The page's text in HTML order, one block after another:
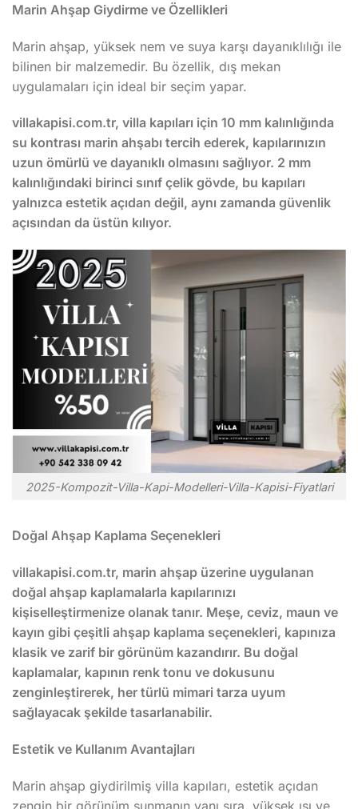
Marin Ahşap Giydirme ve Özellikleri
Marin ahşap, yüksek nem ve suya karşı dayanıklılığı ile
bilinen bir malzemedir. Bu özellik, dış mekan
uygulamaları için ideal bir seçim yapar.
villakapisi.com.tr, villa kapıları için 10 mm kalınlığında
su kontrası marin ahşabı tercih ederek, kapılarınızın
uzun ömürlü ve dayanıklı olmasını sağlıyor. 2 mm
kalınlığındaki birinci sınıf çelik gövde, bu kapıları
yalnızca estetik açıdan değil, aynı zamanda güvenlik
açısından da üstün kılıyor.
2025-Kompozit-Villa-Kapi-Modelleri-Villa-Kapisi-Fiyatlari
Doğal Ahşap Kaplama Seçenekleri
villakapisi.com.tr, marin ahşap üzerine uygulanan
doğal ahşap kaplamalarla kapılarınızı
kişiselleştirmenize olanak tanır. Meşe, ceviz, maun ve
kayın gibi çeşitli ahşap kaplama seçenekleri, kapınıza
klasik ve zarif bir görünüm kazandırır. Bu doğal
kaplamalar, kapının renk tonu ve dokusunu
zenginleştirerek, her türlü mimari tarza uyum
sağlayacak şekilde tasarlanabilir.
Estetik ve Kullanım Avantajları
Marin ahşap giydirilmiş villa kapıları, estetik açıdan
zengin bir görünüm sunmanın yanı sıra, yüksek ısı ve